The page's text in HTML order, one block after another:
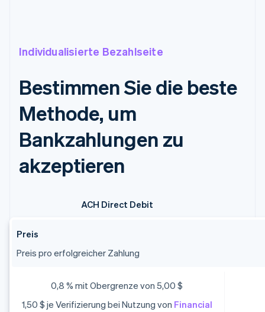
Individualisierte Bezahlseite
Bestimmen Sie die beste
Methode, um
Bankzahlungen zu
akzeptieren
ACH Direct Debit
Preis
Preis pro erfolgreicher Zahlung
0,8 % mit Obergrenze von 5,00 $
1,50 $ je Verifizierung bei Nutzung von Financial